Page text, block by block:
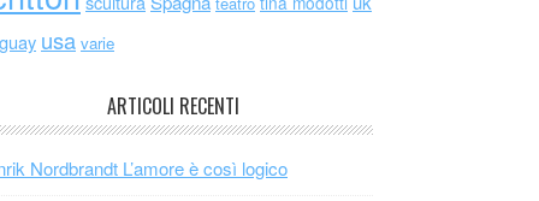
usa varie
ARTICOLI RECENTI
Nordbrandt L’amore è così logico